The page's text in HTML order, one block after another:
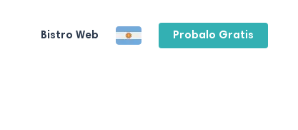
Bistro Web Probalo Gratis